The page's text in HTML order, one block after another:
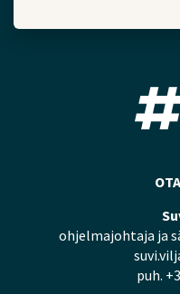
ohjelmajohtaja ja
puh.